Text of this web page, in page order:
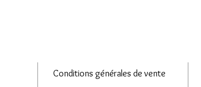
Conditions générales de vente